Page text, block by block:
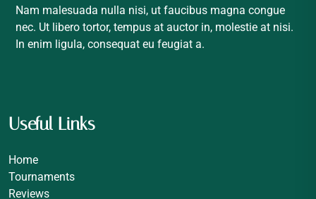
Nam malesuada nulla nisi, ut faucibus magna congue
nec. Ut libero tortor, tempus at auctor in, molestie at nisi.
In enim ligula, consequat eu feugiat a.
Useful Links
Home
Tournaments
Reviews